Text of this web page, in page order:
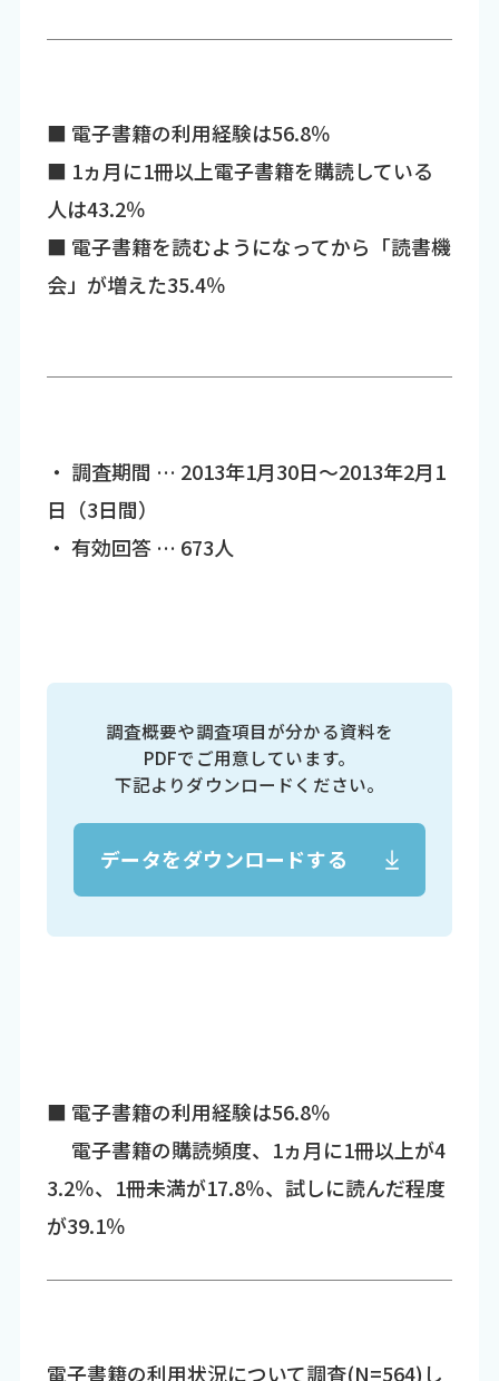
■ 電子書籍の利用経験は56.8％
■ 1ヵ月に1冊以上電子書籍を購読している
人は43.2％
■ 電子書籍を読むようになってから「読書機
会」が増えた35.4％
・ 調査期間 … 2013年1月30日～2013年2月1
日（3日間）
・ 有効回答 … 673人
調査概要や調査項目が分かる資料を
PDFでご用意しています。
下記よりダウンロードください。
データをダウンロードする
■ 電子書籍の利用経験は56.8％
電子書籍の購読頻度、1ヵ月に1冊以上が4
3.2％、1冊未満が17.8％、試しに読んだ程度
が39.1％
電子書籍の利用状況について調査(N=564)し